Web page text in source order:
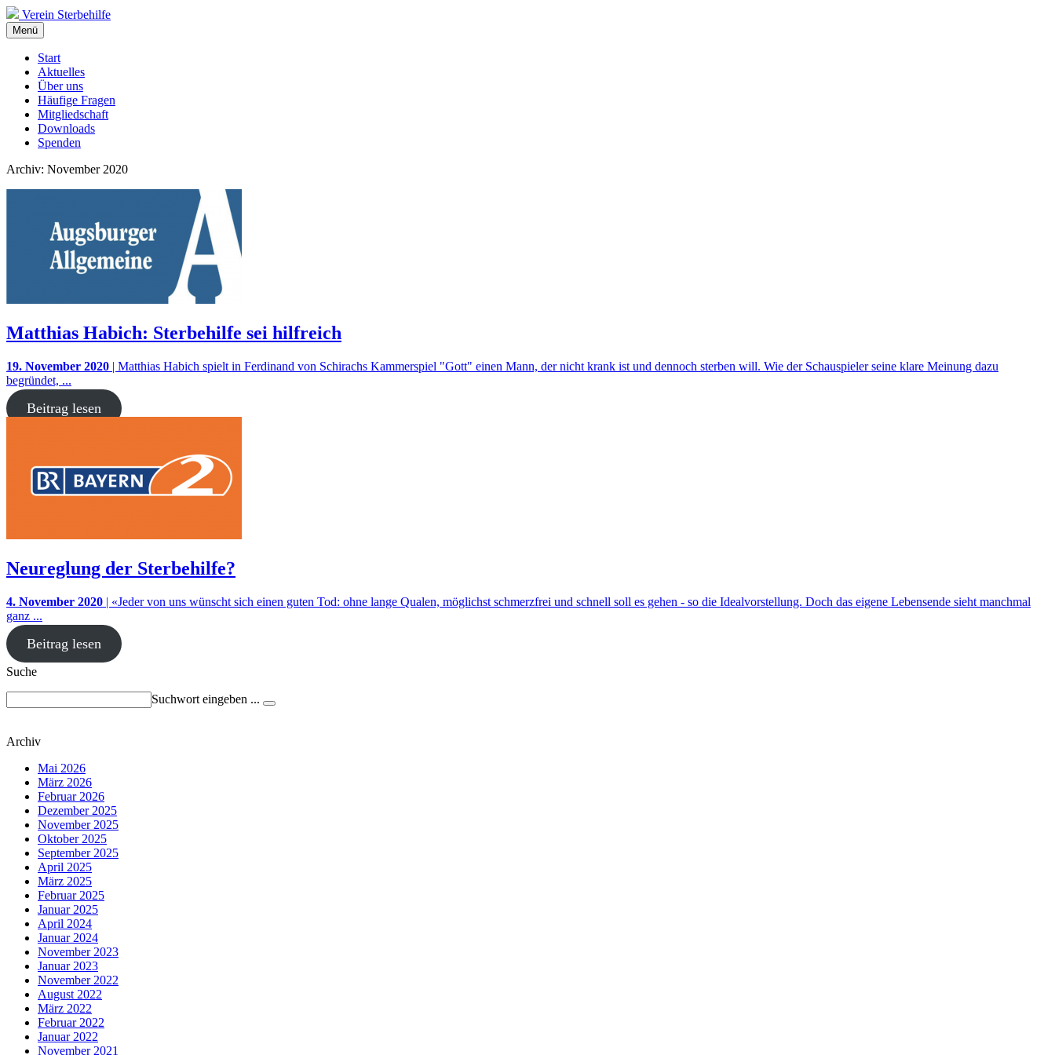
Verein Sterbehilfe
Menü
Start
Aktuelles
Über uns
Häufige Fragen
Mitgliedschaft
Downloads
Spenden
Archiv: November 2020
Matthias Habich: Sterbehilfe sei hilfreich
19. November 2020 | Matthias Habich spielt in Ferdinand von Schirachs Kammerspiel "Gott" einen Mann, der nicht krank ist und dennoch sterben will. Wie der Schauspieler seine klare Meinung dazu
begründet, ...
Beitrag lesen
Neureglung der Sterbehilfe?
4. November 2020 | «Jeder von uns wünscht sich einen guten Tod: ohne lange Qualen, möglichst schmerzfrei und schnell soll es gehen - so die Idealvorstellung. Doch das eigene Lebensende sieht manchmal
ganz ...
Beitrag lesen
Suche
Suchwort eingeben ...
Archiv
Mai 2026
März 2026
Februar 2026
Dezember 2025
November 2025
Oktober 2025
September 2025
April 2025
März 2025
Februar 2025
Januar 2025
April 2024
Januar 2024
November 2023
Januar 2023
November 2022
August 2022
März 2022
Februar 2022
Januar 2022
November 2021